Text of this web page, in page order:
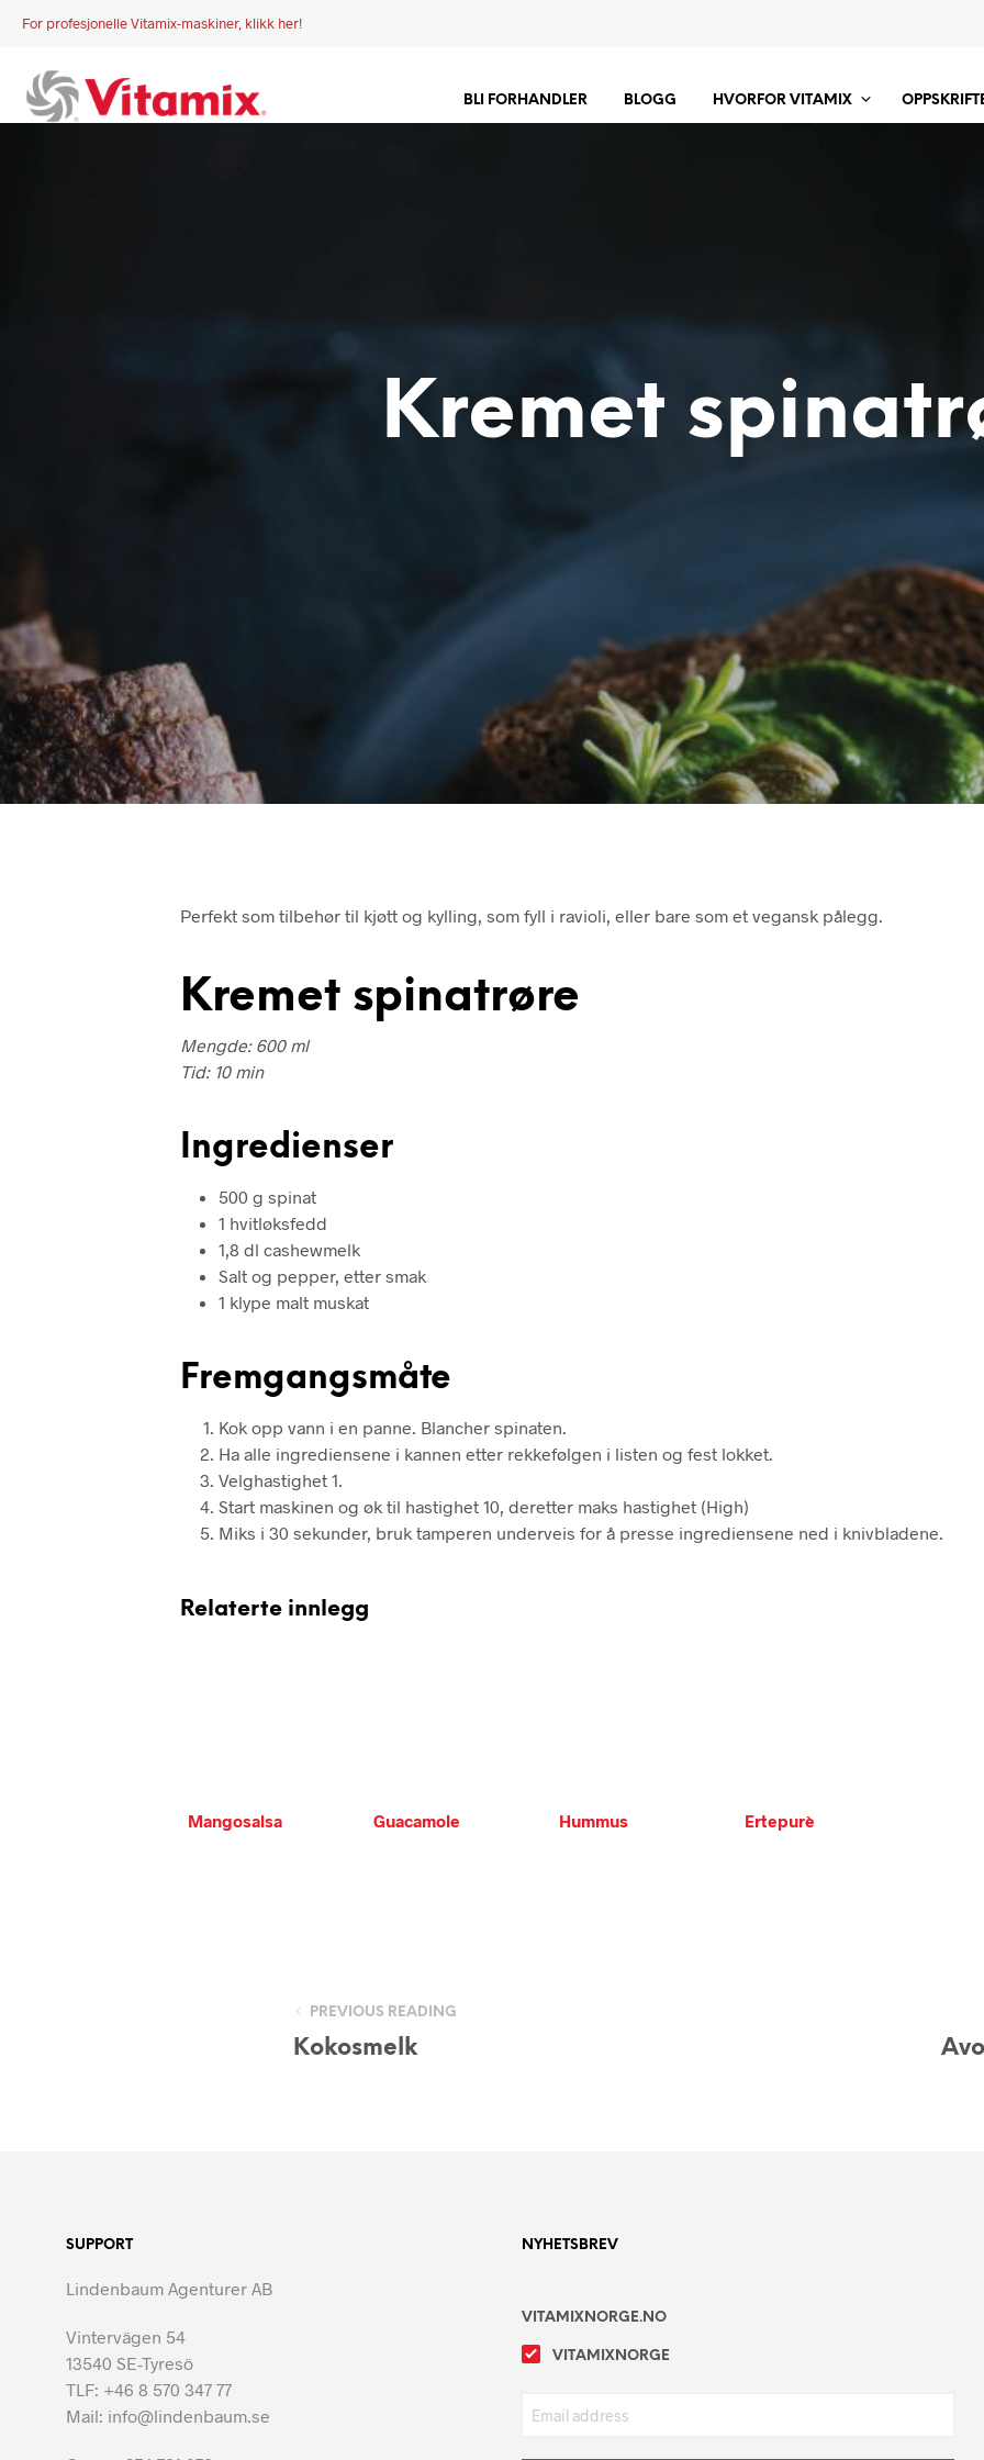
For profesjonelle Vitamix-maskiner, klikk her!
BLI FORHANDLER BLOGG HVORFOR VITAMIX
Kremet
Perfekt som tilbehør til kjøtt og kylling, som fyll i ravioli, eller bare som et vegansk pålegg.
Kremet spinatrøre
Mengde: 600 ml
Tid: 10 min
Ingredienser
500 g spinat
1 hvitløksfedd
1,8 dl cashewmelk
Salt og pepper, etter smak
1 klype malt muskat
Fremgangsmåte
Kok opp vann i en panne. Blancher spinaten.
Ha alle ingrediensene i kannen etter rekkefølgen i listen og fest lokket.
Velghastighet 1.
Start maskinen og øk til hastighet 10, deretter maks hastighet (High)
Miks i 30 sekunder, bruk tamperen underveis for å presse ingrediensene ned i knivbladene.
Relaterte innlegg
Mangosalsa Guacamole Hummus Ertepurè
PREVIOUS READING
Kokosmelk
SUPPORT
Lindenbaum Agenturer AB
Vintervägen 54
13540 SE-Tyresö
TLF: +46 8 570 347 77
Mail: info@lindenbaum.se
NYHETSBREV
VITAMIXNORGE.NO
VITAMIXNORGE